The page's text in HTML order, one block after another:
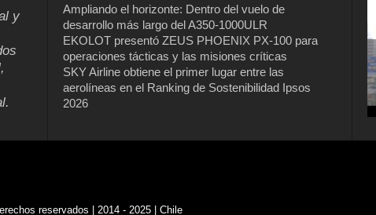
y
Ampliando el horizonte: Dentro del vuelo de
desarrollo más largo del A350-1000ULR
EKOLOT presentó ZEUS PHOENIX PX-100 para
operaciones tácticas y las misiones críticas
SKY Airline obtiene el primer lugar entre las
aerolíneas en el Ranking de Sostenibilidad Ipsos
2026
reservados | 2014 - 2025 | Chile